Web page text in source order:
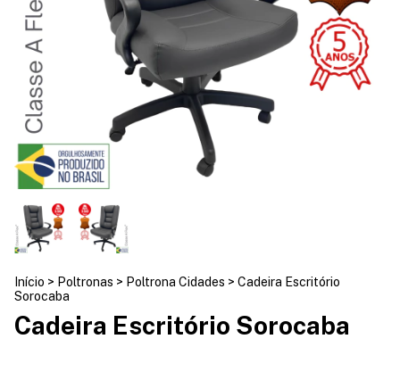
Início > Poltronas > Poltrona Cidades > Cadeira Escritório
Sorocaba
Cadeira Escritório Sorocaba